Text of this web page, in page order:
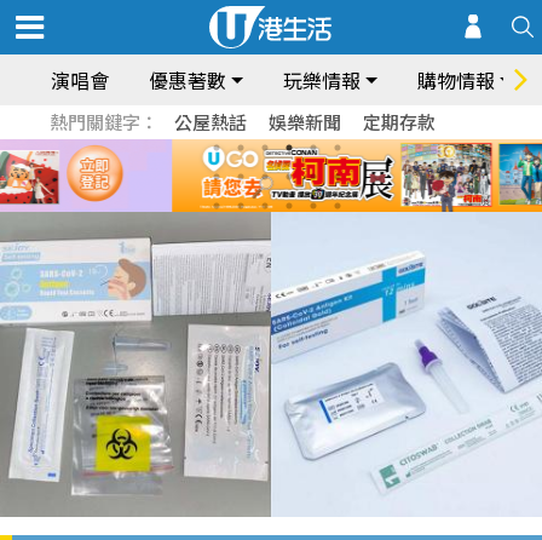
演唱會 優惠著數 玩樂情報 購物情報
熱門關鍵字： 公屋熱話 娛樂新聞 定期存款